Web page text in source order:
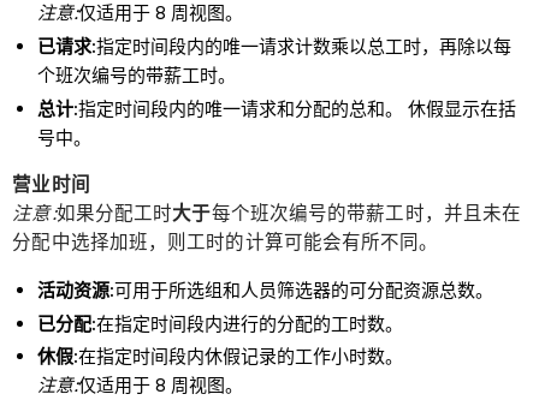
注意:仅适用于 8 周视图。
已请求:指定时间段内的唯一请求计数乘以总工时，再除以每
个班次编号的带薪工时。
总计:指定时间段内的唯一请求和分配的总和。 休假显示在括
号中。
营业时间
注意:如果分配工时大于每个班次编号的带薪工时，并且未在
分配中选择加班，则工时的计算可能会有所不同。
活动资源:可用于所选组和人员筛选器的可分配资源总数。
已分配:在指定时间段内进行的分配的工时数。
休假:在指定时间段内休假记录的工作小时数。
注意:仅适用于 8 周视图。